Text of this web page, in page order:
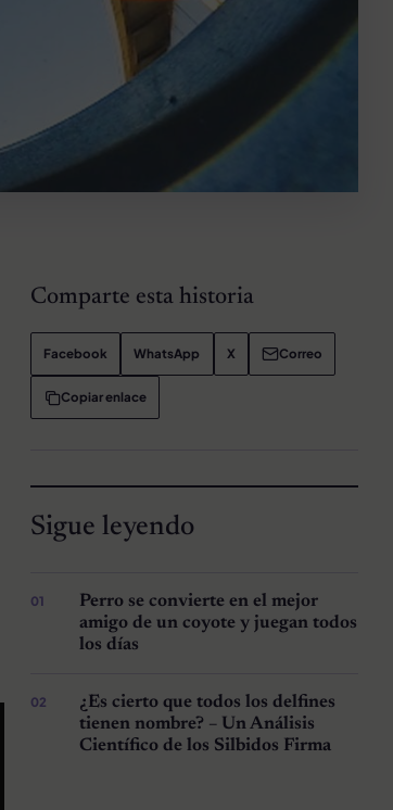
Comparte esta historia
Facebook WhatsApp X Correo
Copiar enlace
Sigue leyendo
Perro se convierte en el mejor
amigo de un coyote y juegan todos
los días
¿Es cierto que todos los delfines
tienen nombre? – Un Análisis
Científico de los Silbidos Firma